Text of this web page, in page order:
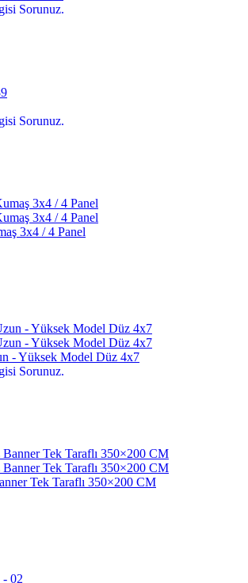
Sorunuz.
Sorunuz.
3x4 / 4 Panel
- Yüksek Model Düz 4x7
Sorunuz.
Tek Taraflı 350×200 CM